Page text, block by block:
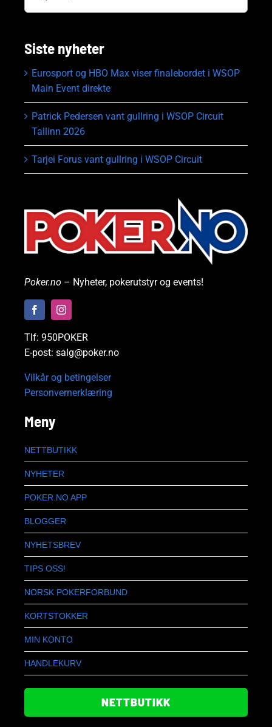
Siste nyheter
Eurosport og HBO Max viser finalebordet i WSOP
Main Event direkte
Patrick Pedersen vant gullring i WSOP Circuit
Tallinn 2026
Tarjei Forus vant gullring i WSOP Circuit
Poker.no – Nyheter, pokerutstyr og events!
Tlf: 950POKER
E-post: salg@poker.no
Vilkår og betingelser
Personvernerklæring
Meny
NETTBUTIKK
NYHETER
POKER.NO APP
BLOGGER
NYHETSBREV
TIPS OSS!
NORSK POKERFORBUND
KORTSTOKKER
MIN KONTO
HANDLEKURV
NETTBUTIKK